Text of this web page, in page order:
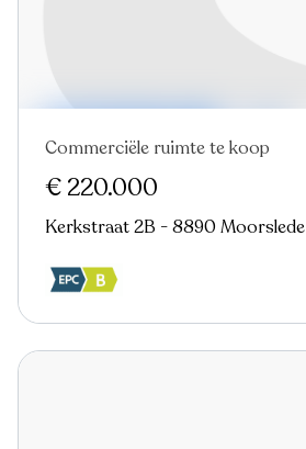
Commerciële ruimte te koop
€ 220.000
Kerkstraat 2B - 8890 Moorslede